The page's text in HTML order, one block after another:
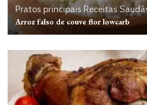
Pratos principais Receitas
Arroz falso de couve flor lowcarb